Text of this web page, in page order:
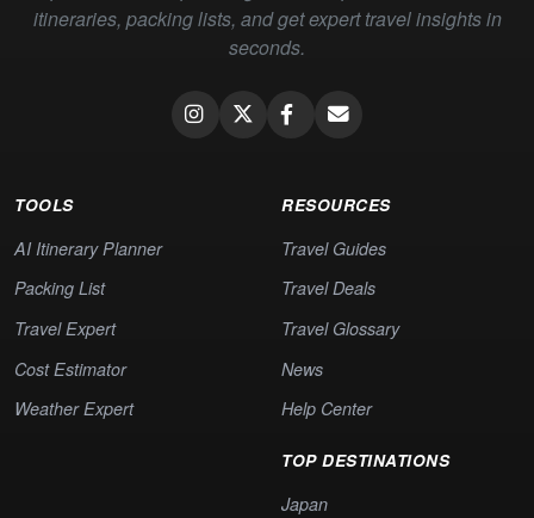
itineraries, packing lists, and get expert travel insights in
seconds.
TOOLS
AI Itinerary Planner
Packing List
Travel Expert
Cost Estimator
Weather Expert
RESOURCES
Travel Guides
Travel Deals
Travel Glossary
News
Help Center
TOP DESTINATIONS
Japan